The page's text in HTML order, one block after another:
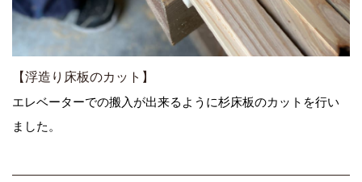
【浮造り床板のカット】
エレベーターでの搬入が出来るように杉床板のカットを行い
ました。